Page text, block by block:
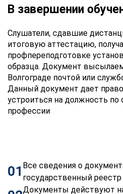
В завершении
Слушатели, сдавшие
итоговую аттестацию,
профпереподготовке
образца. Документ
Волгограде почтой или
Данный документ дает
устроиться на должность по
профессии
01 Все сведения о
государственный
Документы действуют